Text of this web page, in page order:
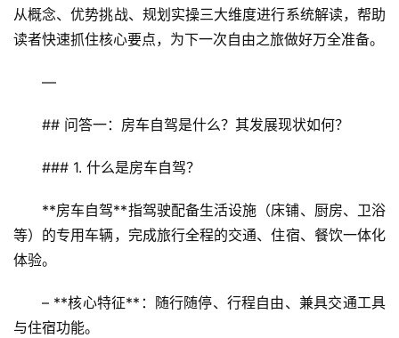
从概念、优势挑战、规划实操三大维度进行系统解读，帮助
读者快速抓住核心要点，为下一次自由之旅做好万全准备。
—
## 问答一：房车自驾是什么？其发展现状如何？
### 1. 什么是房车自驾？
**房车自驾**指驾驶配备生活设施（床铺、厨房、卫浴
等）的专用车辆，完成旅行全程的交通、住宿、餐饮一体化
体验。
– **核心特征**：随行随停、行程自由、兼具交通工具
与住宿功能。